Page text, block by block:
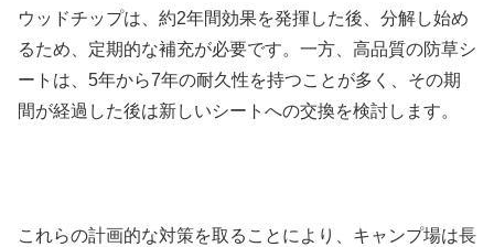
ウッドチップは、約2年間効果を発揮した後、分解し始め
るため、定期的な補充が必要です。一方、高品質の防草シ
ートは、5年から7年の耐久性を持つことが多く、その期
間が経過した後は新しいシートへの交換を検討します。
これらの計画的な対策を取ることにより、キャンプ場は長